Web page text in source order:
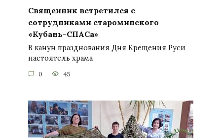
Священник встретился с
сотрудниками староминского
«Кубань-СПАСа»
В канун празднования Дня Крещения Руси
настоятель храма
0 45